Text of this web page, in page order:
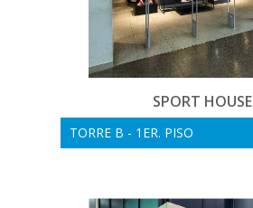
SPORT HOUSE
TORRE B - 1ER. PISO